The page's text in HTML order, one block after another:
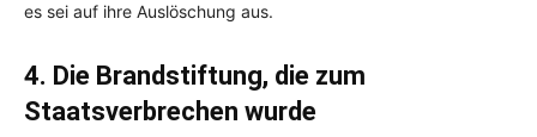
es sei auf ihre Auslöschung aus.
4. Die Brandstiftung, die zum
Staatsverbrechen wurde